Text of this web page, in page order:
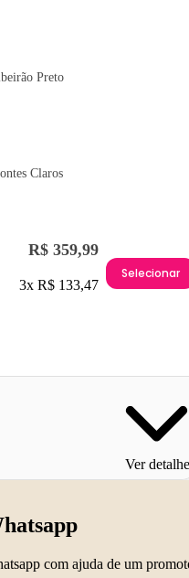
Preto
Claros
R$ 359,99
3x R$ 133,47
Selecionar
Ver
com ajuda de um